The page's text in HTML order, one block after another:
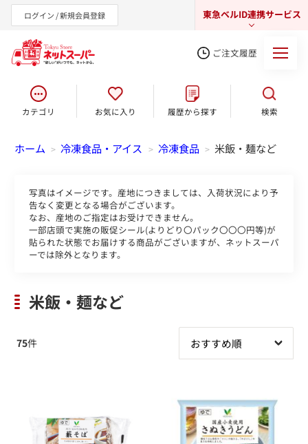
ログイン / 新規会員登録 東急ベルID連携サービス
東急オンラインショップ
ご注文履歴
カテゴリ お気に入り 履歴から探す 検索
ホーム > 冷凍食品・アイス > 冷凍食品 > 米飯・麺など
写真はイメージです。産地につきましては、入荷状況により予
告なく変更となる場合がございます。
なお、産地のご指定はお受けできません。
一部店頭で実施の販促シール(よりどり〇パック〇〇〇円等)が
貼られた状態でお届けする商品がございますが、ネットスーパ
ーでは除外となります。
米飯・麺など
75件